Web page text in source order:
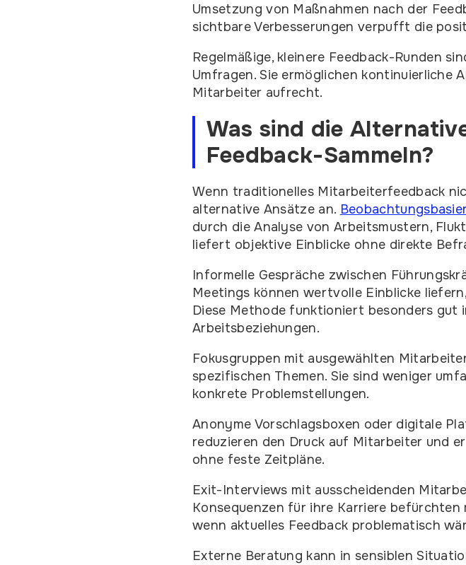
Umsetzung von Maßnahmen nach der
sichtbare Verbesserungen verpufft die
Regelmäßige, kleinere Feedback-Runden
Umfragen. Sie ermöglichen kontinuierliche
Mitarbeiter aufrecht.
Was sind die
Feedback-Sammeln?
Wenn traditionelles Mitarbeiterfeedback
alternative Ansätze an.
durch die Analyse von Arbeitsmustern,
liefert objektive Einblicke ohne direkte
Informelle Gespräche zwischen
Meetings können wertvolle Einblicke
Diese Methode funktioniert besonders gut
Arbeitsbeziehungen.
Fokusgruppen mit ausgewählten
spezifischen Themen. Sie sind weniger
konkrete Problemstellungen.
Anonyme Vorschlagsboxen oder digitale
reduzieren den Druck auf Mitarbeiter und
ohne feste Zeitpläne.
Exit-Interviews mit ausscheidenden
Konsequenzen für ihre Karriere
wenn aktuelles Feedback problematisch
Externe Beratung kann in sensiblen